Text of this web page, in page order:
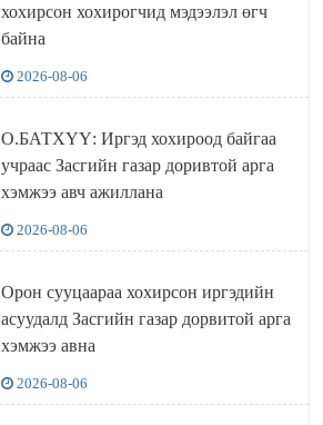
хохирсон хохирогчид мэдээлэл өгч
байна
2026-08-06
О.БАТХҮҮ: Иргэд хохироод байгаа
учраас Засгийн газар доривтой арга
хэмжээ авч ажиллана
2026-08-06
Орон сууцаараа хохирсон иргэдийн
асуудалд Засгийн газар дорвитой арга
хэмжээ авна
2026-08-06